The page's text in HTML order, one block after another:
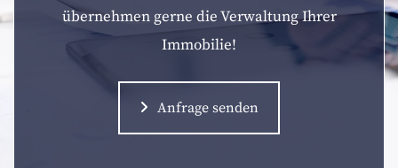
übernehmen gerne die Verwaltung Ihrer
Immobilie!
Anfrage senden